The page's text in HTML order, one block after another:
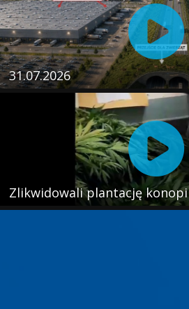
31.07.2026
Zlikwidowali plantację konopi